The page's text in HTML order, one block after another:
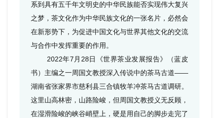
系到具有五千年文明史的中华民族能否实现伟大复兴
之梦，茶文化作为中华民族文化的一张名片，必然会
在新形势下，为促进中国文化与世界其他文化的交流
与合作中发挥重要的作用。
2022年7月28日《世界茶业发展报告》（蓝皮
书）主编之一周国文教授深入传说中的茶马古道——
湖南省张家界市慈利县三合镇牧羊冲茶马古道调研。
这里山高林密，山路险峻，但周国文教授义无反顾，
在湿滑险峻的峡谷峭壁上，硬是用自己的脚步走完了